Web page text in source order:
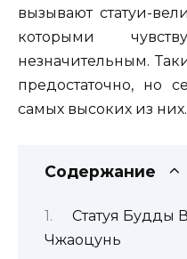
вызывают статуи-
которыми
незначительным.
предостаточно, но
самых высоких из них.
Содержание
Статуя Будды
Чжаоцунь